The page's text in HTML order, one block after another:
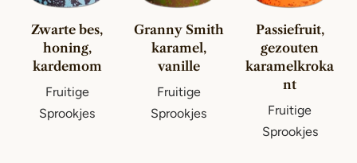
Zwarte bes,
honing,
kardemom
Fruitige
Sprookjes
Granny Smith
karamel,
vanille
Fruitige
Sprookjes
Passiefruit,
gezouten
karamelkroka
nt
Fruitige
Sprookjes